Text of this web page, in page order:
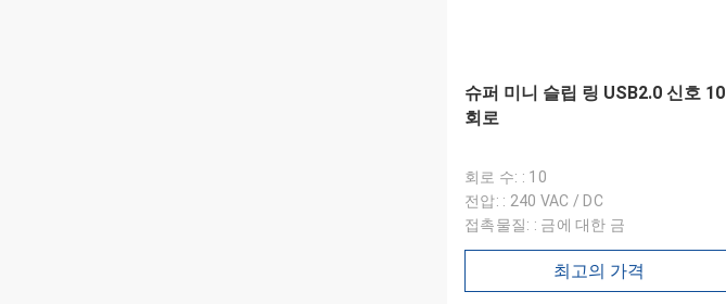
슈퍼 미니 슬립 링 USB2.0 신호 10
회로
회로 수: : 10
전압: : 240 VAC / DC
접촉물질: : 금에 대한 금
최고의 가격